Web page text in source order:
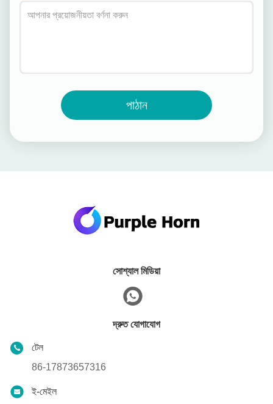
পাঠান
সোশ্যাল মিডিয়া
দ্রুত যোগাযোগ
টেল
86-17873657316
ই-মেইল